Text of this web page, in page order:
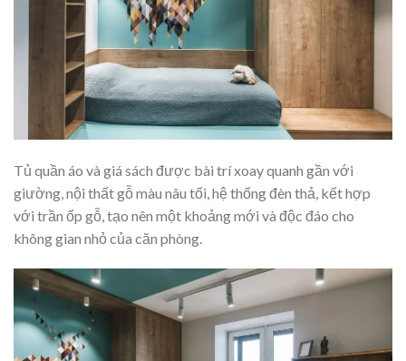
Tủ quần áo và giá sách được bài trí xoay quanh gần với
giường, nội thất gỗ màu nâu tối, hệ thống đèn thả, kết hợp
với trần ốp gỗ, tạo nên một khoảng mới và độc đáo cho
không gian nhỏ của căn phòng.